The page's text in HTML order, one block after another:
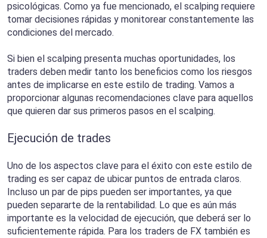
psicológicas. Como ya fue mencionado, el scalping requiere
tomar decisiones rápidas y monitorear constantemente las
condiciones del mercado.
Si bien el scalping presenta muchas oportunidades, los
traders deben medir tanto los beneficios como los riesgos
antes de implicarse en este estilo de trading. Vamos a
proporcionar algunas recomendaciones clave para aquellos
que quieren dar sus primeros pasos en el scalping.
Ejecución de trades
Uno de los aspectos clave para el éxito con este estilo de
trading es ser capaz de ubicar puntos de entrada claros.
Incluso un par de pips pueden ser importantes, ya que
pueden separarte de la rentabilidad. Lo que es aún más
importante es la velocidad de ejecución, que deberá ser lo
suficientemente rápida. Para los traders de FX también es